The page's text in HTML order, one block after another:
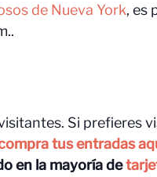
de Nueva York, es
Si prefieres
tus entradas
en la mayoría de